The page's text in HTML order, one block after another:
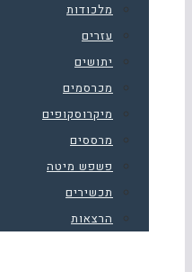
מלכודות
עזרים
יתושים
מכרסמים
מיקרוסקופים
מרססים
פשפש מיטה
תכשירים
הרצאות